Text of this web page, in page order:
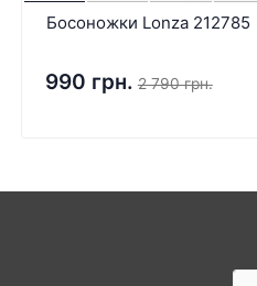
Босоножки Lonza 212785
990 грн. 2 790 грн.